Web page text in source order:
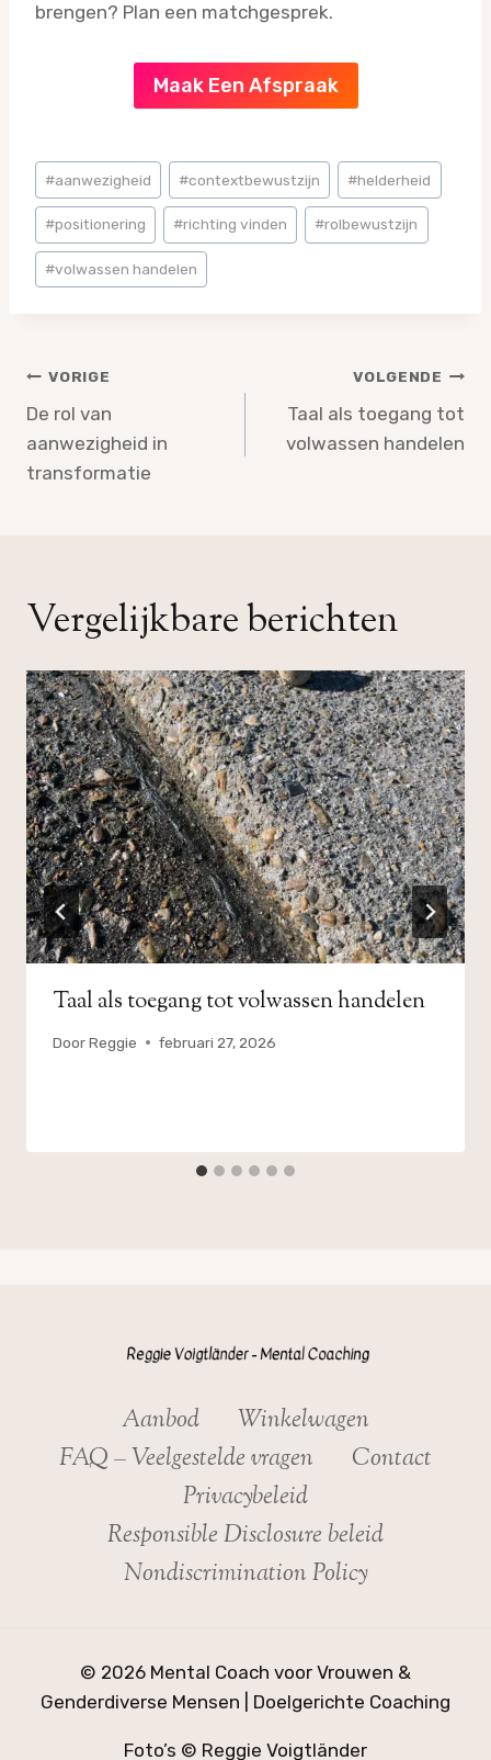
brengen? Plan een matchgesprek.
Maak Een Afspraak
Bericht
tags:
#aanwezigheid #contextbewustzijn #helderheid
#positionering #richting vinden #rolbewustzijn
#volwassen handelen
Bericht
navigatie
VORIGE
De rol van
aanwezigheid in
transformatie
VOLGENDE
Taal als toegang tot
volwassen handelen
Vergelijkbare berichten
Taal als toegang tot volwassen handelen
DoorReggie februari 27, 2026
Aanbod
Winkelwagen
FAQ – Veelgestelde vragen
Contact
Privacybeleid
Responsible Disclosure beleid
Nondiscrimination Policy
© 2026 Mental Coach voor Vrouwen &
Genderdiverse Mensen | Doelgerichte Coaching
Foto’s © Reggie Voigtländer